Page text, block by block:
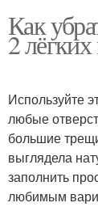
Как
2
Используйте
любые
большие
выглядела
заполнить
любимым